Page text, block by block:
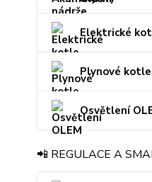
Elektrické
Plynové kotle
Osvětlení
📲 REGULACE A